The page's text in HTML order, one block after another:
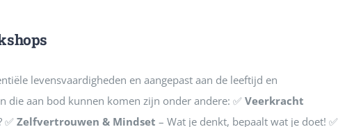
levensvaardigheden en aangepast aan de leeftijd en
die aan bod kunnen komen zijn onder andere: ✅ Veerkracht
✅ Zelfvertrouwen & Mindset – Wat je denkt, bepaalt wat je doet! ✅